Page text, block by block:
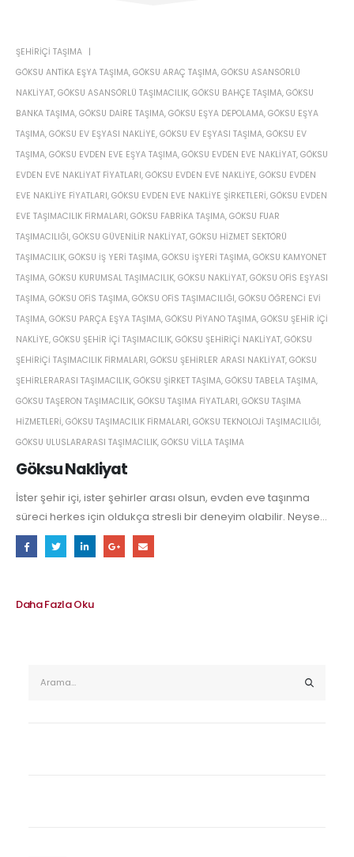
Göksu Nakliyat
ŞEHIRIÇI TAŞIMA
GÖKSU ANTIKA EŞYA TAŞIMA, GÖKSU ARAÇ TAŞIMA, GÖKSU ASANSÖRLÜ
NAKLIYAT, GÖKSU ASANSÖRLÜ TAŞIMACILIK, GÖKSU BAHÇE TAŞIMA, GÖKSU
BANKA TAŞIMA, GÖKSU DAIRE TAŞIMA, GÖKSU EŞYA DEPOLAMA, GÖKSU EŞYA
TAŞIMA, GÖKSU EV EŞYASI NAKLIYE, GÖKSU EV EŞYASI TAŞIMA, GÖKSU EV
TAŞIMA, GÖKSU EVDEN EVE EŞYA TAŞIMA, GÖKSU EVDEN EVE NAKLIYAT, GÖKSU
EVDEN EVE NAKLIYAT FIYATLARI, GÖKSU EVDEN EVE NAKLIYE, GÖKSU EVDEN
EVE NAKLIYE FIYATLARI, GÖKSU EVDEN EVE NAKLIYE ŞIRKETLERI, GÖKSU EVDEN
EVE TAŞIMACILIK FIRMALARI, GÖKSU FABRIKA TAŞIMA, GÖKSU FUAR
TAŞIMACILIĞI, GÖKSU GÜVENILIR NAKLIYAT, GÖKSU HIZMET SEKTÖRÜ
TAŞIMACILIK, GÖKSU IŞ YERI TAŞIMA, GÖKSU IŞYERI TAŞIMA, GÖKSU KAMYONET
TAŞIMA, GÖKSU KURUMSAL TAŞIMACILIK, GÖKSU NAKLIYAT, GÖKSU OFIS EŞYASI
TAŞIMA, GÖKSU OFIS TAŞIMA, GÖKSU OFIS TAŞIMACILIĞI, GÖKSU ÖĞRENCI EVI
TAŞIMA, GÖKSU PARÇA EŞYA TAŞIMA, GÖKSU PIYANO TAŞIMA, GÖKSU ŞEHIR IÇI
NAKLIYE, GÖKSU ŞEHIR IÇI TAŞIMACILIK, GÖKSU ŞEHIRIÇI NAKLIYAT, GÖKSU
ŞEHIRIÇI TAŞIMACILIK FIRMALARI, GÖKSU ŞEHIRLER ARASI NAKLIYAT, GÖKSU
ŞEHIRLERARASI TAŞIMACILIK, GÖKSU ŞIRKET TAŞIMA, GÖKSU TABELA TAŞIMA,
GÖKSU TAŞERON TAŞIMACILIK, GÖKSU TAŞIMA FIYATLARI, GÖKSU TAŞIMA
HIZMETLERI, GÖKSU TAŞIMACILIK FIRMALARI, GÖKSU TEKNOLOJI TAŞIMACILIĞI,
GÖKSU ULUSLARARASI TAŞIMACILIK, GÖKSU VILLA TAŞIMA
İster şehir içi, ister şehirler arası olsun, evden eve taşınma
süreci herkes için oldukça stresli bir deneyim olabilir. Neyse...
Daha Fazla Oku